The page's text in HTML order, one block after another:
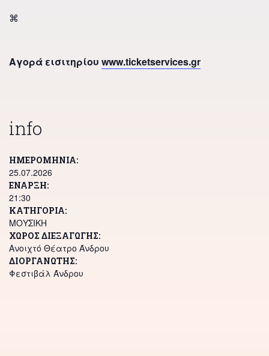
⌘
Αγορά εισιτηρίου www.ticketservices.gr
info
ΗΜΕΡΟΜΗΝΊΑ
25.07.2026
ΕΝΑΡΞΗ
21:30
ΜΟΥΣΙΚΗ
ΧΏΡΟΣ ΔΙΕΞΑΓΩΓΉΣ
Ανοιχτό Θέατρο Άνδρου
ΔΙΟΡΓΑΝΩΤΉΣ
Φεστιβάλ Άνδρου